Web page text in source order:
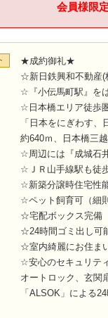
会員様限
★成約御礼★
☆新日鉄興和不動産(
☆『小伝馬町駅』を
☆日本橋エリア徒歩
「日本をにぎわす
約640ｍ、日本橋三
☆周辺には『成城石
☆ＪＲ山手線駅も徒
☆新築分譲時住宅性
☆ペット飼育可（細
☆宅配ボックス完備
☆24時間ゴミ出し可
☆室内綺麗にお住ま
☆安心のセキュリテ
オートロック、玄関
「ALSOK」による